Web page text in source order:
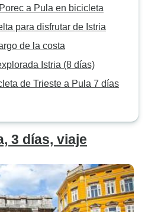
a Pula en bicicleta
para disfrutar de Istria
de la costa
Istria (8 días)
de Trieste a Pula 7 días
3 días, viaje